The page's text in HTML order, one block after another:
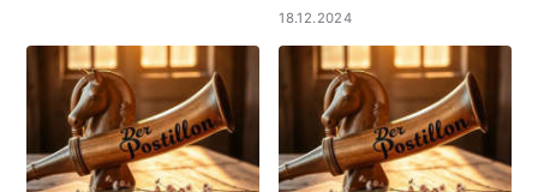
18.12.2024